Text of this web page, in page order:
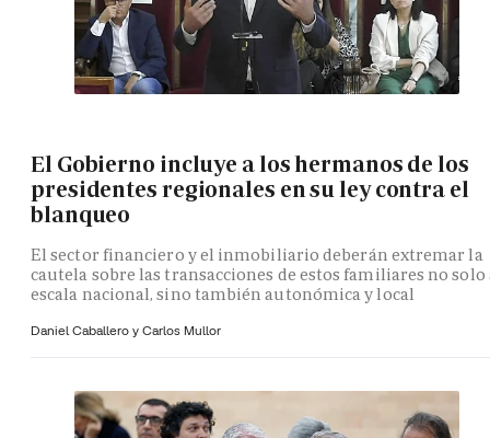
El Gobierno incluye a los hermanos de los
presidentes regionales en su ley contra el
blanqueo
El sector financiero y el inmobiliario deberán extremar la
cautela sobre las transacciones de estos familiares no solo
escala nacional, sino también autonómica y local
Daniel Caballero y Carlos Mullor